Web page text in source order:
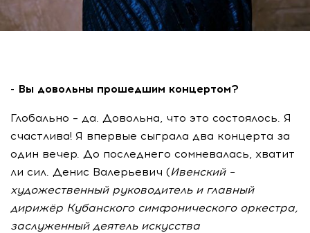
- Вы довольны прошедшим концертом?
Глобально – да. Довольна, что это состоялось. Я
счастлива! Я впервые сыграла два концерта за
один вечер. До последнего сомневалась, хватит
ли сил. Денис Валерьевич (Ивенский –
художественный руководитель и главный
дирижёр Кубанского симфонического оркестра,
заслуженный деятель искусства